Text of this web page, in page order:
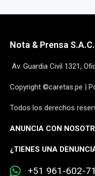
Nota & Prensa S.A.C.
Av. Guardia Civil 1321,
Copyright ©caretas.pe |
Todos los derechos
ANUNCIA CON
¿TIENES UNA
+51 961-602-